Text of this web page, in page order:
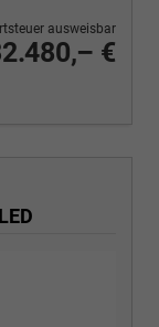
€
ausweisbar